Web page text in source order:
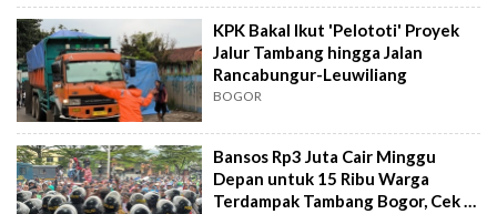
KPK Bakal Ikut 'Pelototi' Proyek
Jalur Tambang hingga Jalan
Rancabungur-Leuwiliang
BOGOR
Bansos Rp3 Juta Cair Minggu
Depan untuk 15 Ribu Warga
Terdampak Tambang Bogor, Cek 4